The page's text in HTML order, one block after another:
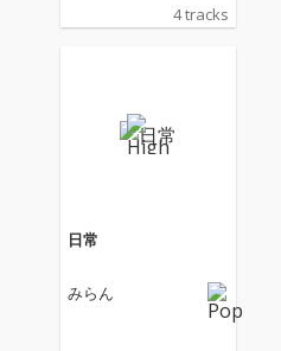
4 tracks
日常
みらん